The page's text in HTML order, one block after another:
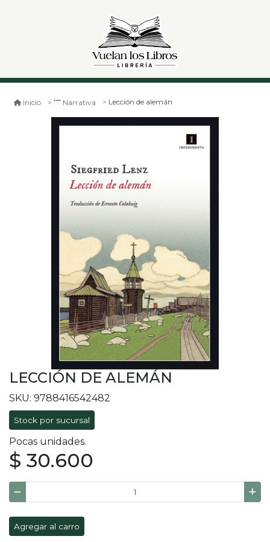
Inicio Narrativa Lección de alemán
LECCIÓN DE ALEMÁN
SKU: 9788416542482
Stock por sucursal
Pocas unidades.
$ 30.600
Agregar al carro